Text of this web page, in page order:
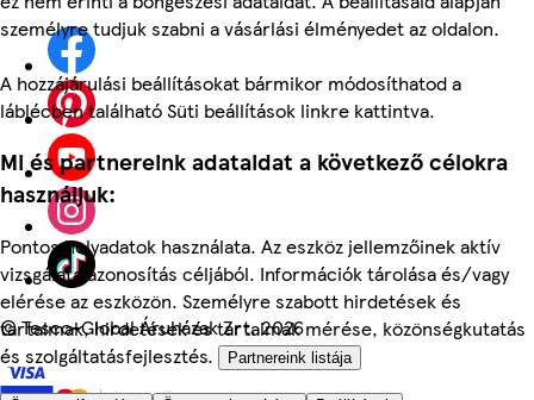
személyre tudjuk szabni a vásárlási élményedet az oldalon.
A hozzájárulási beállításokat bármikor módosíthatod a
láblécben található Süti beállítások linkre kattintva.
Mi és partnereink adataidat a következő célokra
használjuk:
Pontos helyadatok használata. Az eszköz jellemzőinek aktív
vizsgálata azonosítás céljából. Információk tárolása és/vagy
elérése az eszközön. Személyre szabott hirdetések és
tartalmak, hirdetések és tartalmak mérése, közönségkutatás
és szolgáltatásfejlesztés.
Partnereink listája
©Tesco-Global Áruházak Zrt. 2026